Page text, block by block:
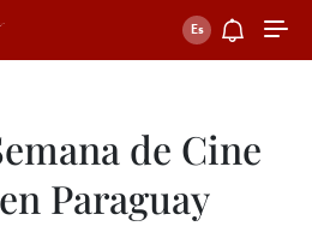
de Cine
Paraguay